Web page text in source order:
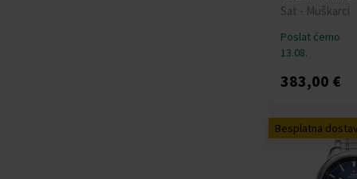
Sat - Muškarci
Poslat ćemo
13.08.
383,00 €
Besplatna